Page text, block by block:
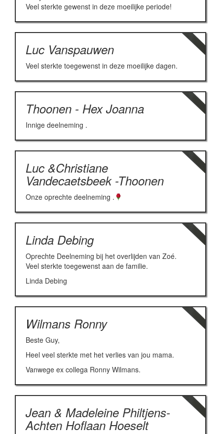
Veel sterkte gewenst in deze moeilijke periode!
Luc Vanspauwen
Veel sterkte toegewenst in deze moeilijke dagen.
Thoonen - Hex Joanna
Innige deelneming .
Luc &Christiane
Vandecaetsbeek -Thoonen
Onze oprechte deelneming .
Linda Debing
Oprechte Deelneming bij het overlijden van Zoé.
Veel sterkte toegewenst aan de familie.
Linda Debing
Wilmans Ronny
Beste Guy,
Heel veel sterkte met het verlies van jou mama.
Vanwege ex collega Ronny Wilmans.
Jean & Madeleine Philtjens-
Achten Hoflaan Hoeselt